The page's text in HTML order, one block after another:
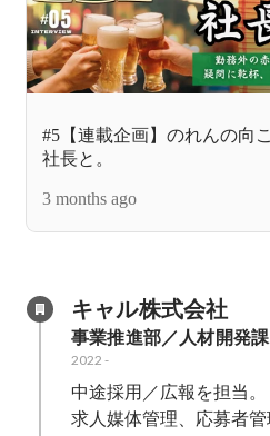
#5【連載企画】のれんの向こ
社長と。
3 months ago
キャル株式会社
事業推進部／人材開発課
2022 -
中途採用／広報を担当。
求人媒体管理、応募者